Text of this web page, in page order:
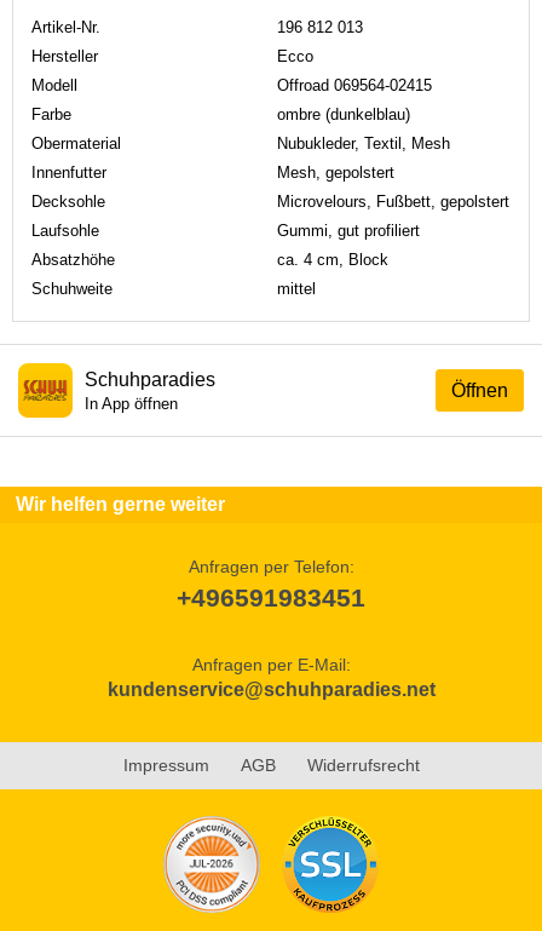
Artikel-Nr.
196 812 013
Hersteller
Ecco
Modell
Offroad 069564-02415
Farbe
ombre (dunkelblau)
Obermaterial
Nubukleder, Textil, Mesh
Innenfutter
Mesh, gepolstert
Decksohle
Microvelours, Fußbett, gepolstert
Laufsohle
Gummi, gut profiliert
Absatzhöhe
ca. 4 cm, Block
Schuhweite
mittel
Öffnen
Schuhparadies
In App öffnen
Wir helfen gerne weiter
Anfragen per Telefon:
+496591983451
Anfragen per E-Mail:
kundenservice@schuhparadies.net
Impressum AGB Widerrufsrecht